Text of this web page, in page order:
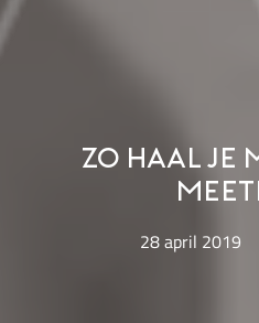
Zo haal je
28 april 2019